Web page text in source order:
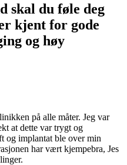
skal du føle deg
kjent for gode
og høy
på alle måter. Jeg var
at dette var trygt og
og implantat ble over min
har vært kjempebra, Jes